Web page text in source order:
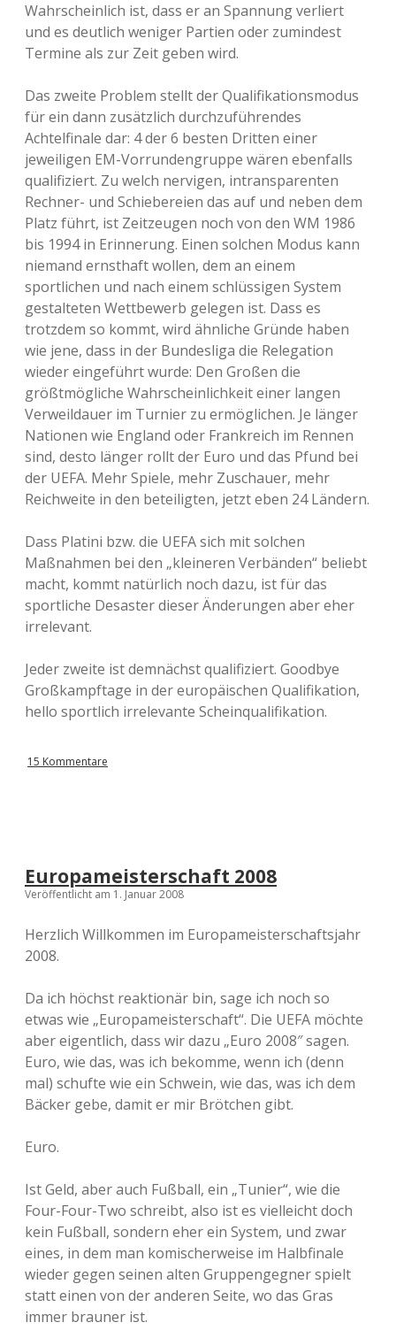
Wahrscheinlich ist, dass er an Spannung verliert
und es deutlich weniger Partien oder zumindest
Termine als zur Zeit geben wird.
Das zweite Problem stellt der Qualifikationsmodus
für ein dann zusätzlich durchzuführendes
Achtelfinale dar: 4 der 6 besten Dritten einer
jeweiligen EM-Vorrundengruppe wären ebenfalls
qualifiziert. Zu welch nervigen, intransparenten
Rechner- und Schiebereien das auf und neben dem
Platz führt, ist Zeitzeugen noch von den WM 1986
bis 1994 in Erinnerung. Einen solchen Modus kann
niemand ernsthaft wollen, dem an einem
sportlichen und nach einem schlüssigen System
gestalteten Wettbewerb gelegen ist. Dass es
trotzdem so kommt, wird ähnliche Gründe haben
wie jene, dass in der Bundesliga die Relegation
wieder eingeführt wurde: Den Großen die
größtmögliche Wahrscheinlichkeit einer langen
Verweildauer im Turnier zu ermöglichen. Je länger
Nationen wie England oder Frankreich im Rennen
sind, desto länger rollt der Euro und das Pfund bei
der UEFA. Mehr Spiele, mehr Zuschauer, mehr
Reichweite in den beteiligten, jetzt eben 24 Ländern.
Dass Platini bzw. die UEFA sich mit solchen
Maßnahmen bei den „kleineren Verbänden“ beliebt
macht, kommt natürlich noch dazu, ist für das
sportliche Desaster dieser Änderungen aber eher
irrelevant.
Jeder zweite ist demnächst qualifiziert. Goodbye
Großkampftage in der europäischen Qualifikation,
hello sportlich irrelevante Scheinqualifikation.
15 Kommentare
Europameisterschaft 2008
Veröffentlicht am 1. Januar 2008
Herzlich Willkommen im Europameisterschaftsjahr
2008.
Da ich höchst reaktionär bin, sage ich noch so
etwas wie „Europameisterschaft“. Die UEFA möchte
aber eigentlich, dass wir dazu „Euro 2008″ sagen.
Euro, wie das, was ich bekomme, wenn ich (denn
mal) schufte wie ein Schwein, wie das, was ich dem
Bäcker gebe, damit er mir Brötchen gibt.
Euro.
Ist Geld, aber auch Fußball, ein „Tunier“, wie die
Four-Four-Two schreibt, also ist es vielleicht doch
kein Fußball, sondern eher ein System, und zwar
eines, in dem man komischerweise im Halbfinale
wieder gegen seinen alten Gruppengegner spielt
statt einen von der anderen Seite, wo das Gras
immer brauner ist.